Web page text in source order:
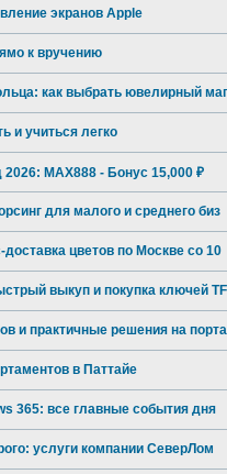
экранов Apple
к вручению
как выбрать ювелирный
и учиться легко
MAX888 - Бонус 15,000 ₽
для малого и среднего биз
цветов по Москве со 10
выкуп и покупка ключей
и практичные решения на
в Паттайе
365: все главные события дня
услуги компании СеверЛом